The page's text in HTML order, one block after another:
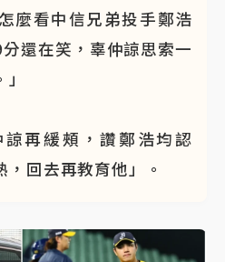
麼看中信兄弟投手鄭浩
還在笑，辜仲諒思索一
再緩頰，讚鄭浩均認
回去再教育他」。